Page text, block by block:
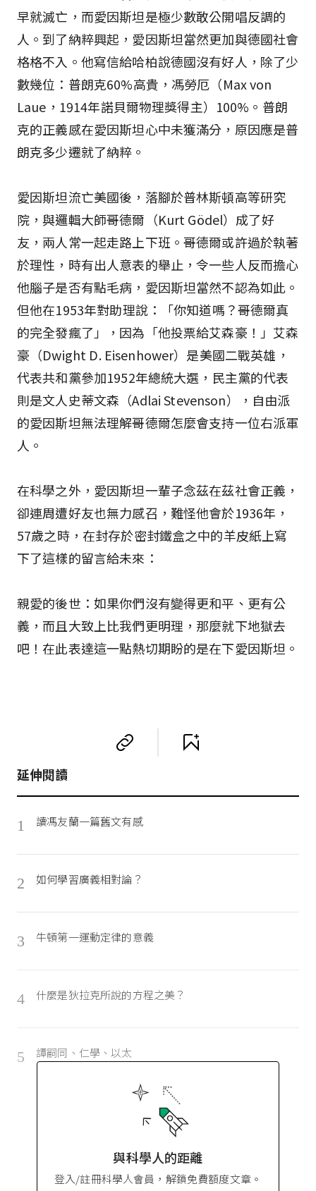
早就滅亡，而愛因斯坦是極少數敢公開唱反調的
人。到了納粹興起，愛因斯坦當然更加與德國社會
格格不入。他寫信給哈柏說德國沒有好人，除了少
數幾位：普朗克60%高貴，馮勞厄（Max von
Laue，1914年諾貝爾物理獎得主）100%。普朗
克的正義感在愛因斯坦心中未獲滿分，原因應是普
朗克多少遷就了納粹。
愛因斯坦流亡美國後，落腳於普林斯頓高等研究
院，與邏輯大師哥德爾（Kurt Gödel）成了好
友，兩人常一起走路上下班。哥德爾或許過於執著
於理性，時有出人意表的舉止，令一些人反而擔心
他腦子是否有點毛病，愛因斯坦當然不認為如此。
但他在1953年對助理說：「你知道嗎？哥德爾真
的完全發瘋了」，因為「他投票給艾森豪！」艾森
豪（Dwight D. Eisenhower）是美國二戰英雄，
代表共和黨參加1952年總統大選，民主黨的代表
則是文人史蒂文森（Adlai Stevenson），自由派
的愛因斯坦無法理解哥德爾怎麼會支持一位右派軍
人。
在科學之外，愛因斯坦一輩子念茲在茲社會正義，
卻連周遭好友也無力感召，難怪他會於1936年，
57歲之時，在封存於密封鐵盒之中的羊皮紙上寫
下了這樣的留言給未來：
親愛的後世：如果你們沒有變得更和平、更有公
義，而且大致上比我們更明理，那麼就下地獄去
吧！在此表達這一點熱切期盼的是在下愛因斯坦。
延伸閱讀
1 讀馮友蘭一篇舊文有感
2 如何學習廣義相對論？
3 牛頓第一運動定律的意義
4 什麼是狄拉克所說的方程之美？
5 譚嗣同、仁學、以太
與科學人的距離
登入/註冊科學人會員，解鎖免費額度文章。